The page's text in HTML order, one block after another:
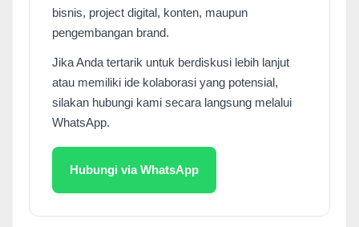
bisnis, project digital, konten, maupun
pengembangan brand.
Jika Anda tertarik untuk berdiskusi lebih lanjut
atau memiliki ide kolaborasi yang potensial,
silakan hubungi kami secara langsung melalui
WhatsApp.
Hubungi via WhatsApp